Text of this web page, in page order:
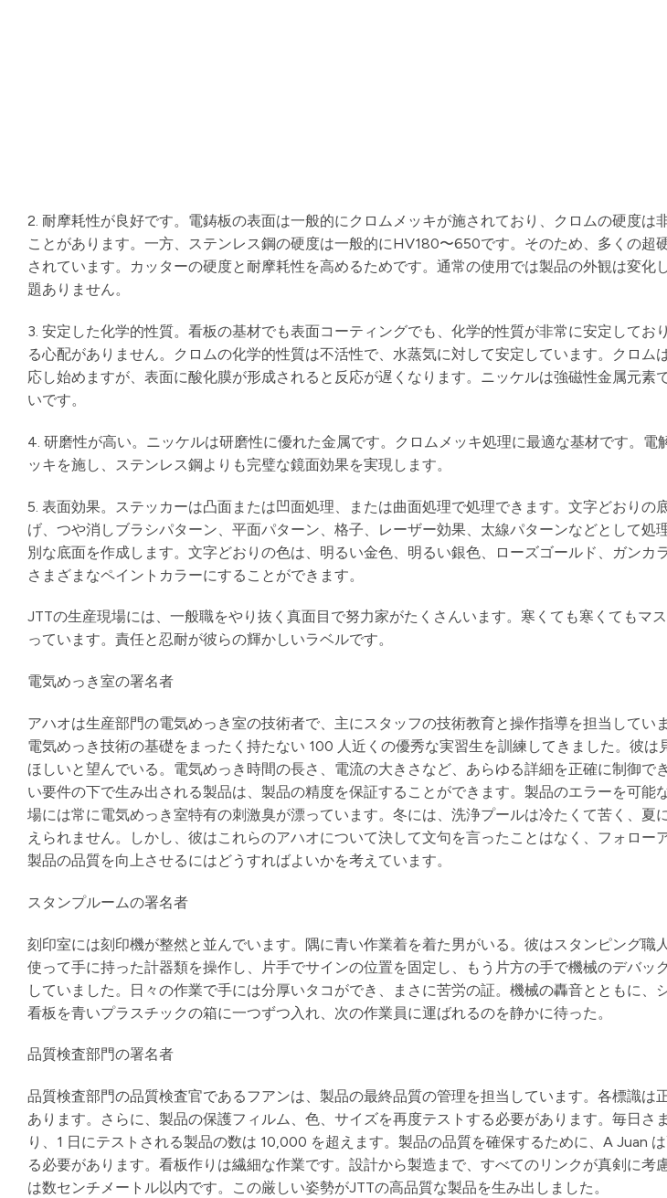
2. 耐摩耗性が良好です。電鋳板の表面は一般的にクロムメッキが施されており、クロムの硬度は
ことがあります。一方、ステンレス鋼の硬度は一般的にHV180〜650です。そのため、多くの超
されています。カッターの硬度と耐摩耗性を高めるためです。通常の使用では製品の外観は変化
題ありません。
3. 安定した化学的性質。看板の基材でも表面コーティングでも、化学的性質が非常に安定してお
る心配がありません。クロムの化学的性質は不活性で、水蒸気に対して安定しています。クロム
応し始めますが、表面に酸化膜が形成されると反応が遅くなります。ニッケルは強磁性金属元素
いです。
4. 研磨性が高い。ニッケルは研磨性に優れた金属です。クロムメッキ処理に最適な基材です。電
ッキを施し、ステンレス鋼よりも完璧な鏡面効果を実現します。
5. 表面効果。ステッカーは凸面または凹面処理、または曲面処理で処理できます。文字どおりの
げ、つや消しブラシパターン、平面パターン、格子、レーザー効果、太線パターンなどとして処
別な底面を作成します。文字どおりの色は、明るい金色、明るい銀色、ローズゴールド、ガンカ
さまざまなペイントカラーにすることができます。
JTTの生産現場には、一般職をやり抜く真面目で努力家がたくさんいます。寒くても寒くてもマ
っています。責任と忍耐が彼らの輝かしいラベルです。
電気めっき室の署名者
アハオは生産部門の電気めっき室の技術者で、主にスタッフの技術教育と操作指導を担当してい
電気めっき技術の基礎をまったく持たない 100 人近くの優秀な実習生を訓練してきました。彼は
ほしいと望んでいる。電気めっき時間の長さ、電流の大きさなど、あらゆる詳細を正確に制御で
い要件の下で生み出される製品は、製品の精度を保証することができます。製品のエラーを可能
場には常に電気めっき室特有の刺激臭が漂っています。冬には、洗浄プールは冷たくて苦く、夏
えられません。しかし、彼はこれらのアハオについて決して文句を言ったことはなく、フォロー
製品の品質を向上させるにはどうすればよいかを考えています。
スタンプルームの署名者
刻印室には刻印機が整然と並んでいます。隅に青い作業着を着た男がいる。彼はスタンピング職
使って手に持った計器類を操作し、片手でサインの位置を固定し、もう片方の手で機械のデバッ
していました。日々の作業で手には分厚いタコができ、まさに苦労の証。機械の轟音とともに、
看板を青いプラスチックの箱に一つずつ入れ、次の作業員に運ばれるのを静かに待った。
品質検査部門の署名者
品質検査部門の品質検査官であるフアンは、製品の最終品質の管理を担当しています。各標識は
あります。さらに、製品の保護フィルム、色、サイズを再度テストする必要があります。毎日さ
り、1 日にテストされる製品の数は 10,000 を超えます。製品の品質を確保するために、A Juan
る必要があります。看板作りは繊細な作業です。設計から製造まで、すべてのリンクが真剣に考
は数センチメートル以内です。この厳しい姿勢がJTTの高品質な製品を生み出しました。